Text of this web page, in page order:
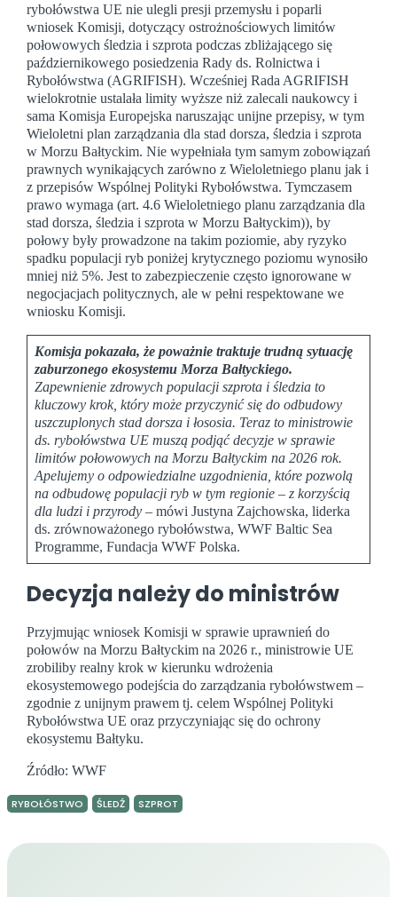
rybołówstwa UE nie ulegli presji przemysłu i poparli
wniosek Komisji, dotyczący ostrożnościowych limitów
połowowych śledzia i szprota podczas zbliżającego się
październikowego posiedzenia Rady ds. Rolnictwa i
Rybołówstwa (AGRIFISH). Wcześniej Rada AGRIFISH
wielokrotnie ustalała limity wyższe niż zalecali naukowcy i
sama Komisja Europejska naruszając unijne przepisy, w tym
Wieloletni plan zarządzania dla stad dorsza, śledzia i szprota
w Morzu Bałtyckim. Nie wypełniała tym samym zobowiązań
prawnych wynikających zarówno z Wieloletniego planu jak i
z przepisów Wspólnej Polityki Rybołówstwa. Tymczasem
prawo wymaga (art. 4.6 Wieloletniego planu zarządzania dla
stad dorsza, śledzia i szprota w Morzu Bałtyckim)), by
połowy były prowadzone na takim poziomie, aby ryzyko
spadku populacji ryb poniżej krytycznego poziomu wynosiło
mniej niż 5%. Jest to zabezpieczenie często ignorowane w
negocjacjach politycznych, ale w pełni respektowane we
wniosku Komisji.
Komisja pokazała, że poważnie traktuje trudną sytuację
zaburzonego ekosystemu Morza Bałtyckiego.
Zapewnienie zdrowych populacji szprota i śledzia to
kluczowy krok, który może przyczynić się do odbudowy
uszczuplonych stad dorsza i łososia. Teraz to ministrowie
ds. rybołówstwa UE muszą podjąć decyzje w sprawie
limitów połowowych na Morzu Bałtyckim na 2026 rok.
Apelujemy o odpowiedzialne uzgodnienia, które pozwolą
na odbudowę populacji ryb w tym regionie – z korzyścią
dla ludzi i przyrody– mówi Justyna Zajchowska, liderka
ds. zrównoważonego rybołówstwa, WWF Baltic Sea
Programme, Fundacja WWF Polska.
Decyzja należy do ministrów
Przyjmując wniosek Komisji w sprawie uprawnień do
połowów na Morzu Bałtyckim na 2026 r., ministrowie UE
zrobiliby realny krok w kierunku wdrożenia
ekosystemowego podejścia do zarządzania rybołówstwem –
zgodnie z unijnym prawem tj. celem Wspólnej Polityki
Rybołówstwa UE oraz przyczyniając się do ochrony
ekosystemu Bałtyku.
Źródło: WWF
RYBOŁÓSTWO ŚLEDŹ SZPROT